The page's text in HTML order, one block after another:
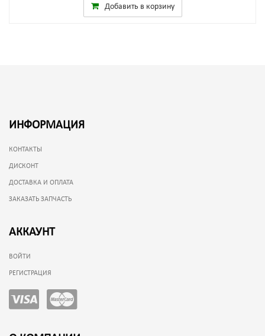
Добавить в корзину
ИНФОРМАЦИЯ
КОНТАКТЫ
ДИСКОНТ
ДОСТАВКА И ОПЛАТА
ЗАКАЗАТЬ ЗАПЧАСТЬ
АККАУНТ
ВОЙТИ
РЕГИСТРАЦИЯ